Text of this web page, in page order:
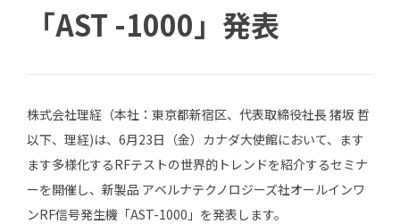
「AST -1000」発表
株式会社理経（本社：東京都新宿区、代表取締役社長 猪坂 哲
以下、理経)は、6月23日（金）カナダ大使館において、ます
ます多様化するRFテストの世界的トレンドを紹介するセミナ
ーを開催し、新製品 アベルナテクノロジーズ社オールインワ
ンRF信号発生機「AST-1000」を発表します。